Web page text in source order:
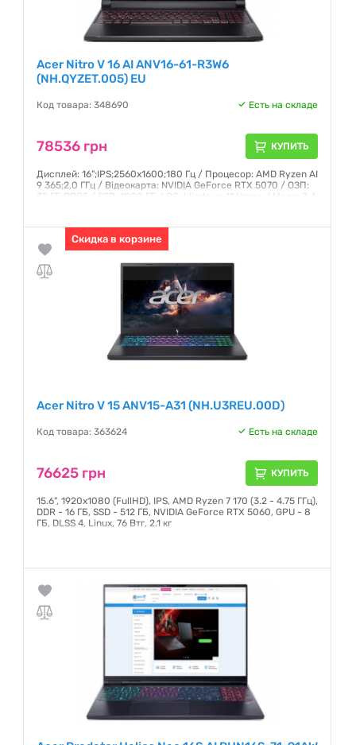
Acer Nitro V 16 AI ANV16-61-R3W6
(NH.QYZET.005) EU
Код товара: 348690 Есть на складе
78536 грн КУПИТЬ
Дисплей: 16";IPS;2560x1600;180 Гц / Процесор: AMD Ryzen AI
9 365;2,0 ГГц / Відеокарта: NVIDIA GeForce RTX 5070 / ОЗП:
32 ГБ;DDR5 / SSD: 1000 ГБ / ОС: Windows 11 Home / Маса: 2,4
Гарантия:12 месяцев
Скидка в корзине
Acer Nitro V 15 ANV15-A31 (NH.U3REU.00D)
Код товара: 363624 Есть на складе
76625 грн КУПИТЬ
15.6", 1920х1080 (FullHD), IPS, AMD Ryzen 7 170 (3.2 - 4.75 ГГц),
DDR - 16 ГБ, SSD - 512 ГБ, NVIDIA GeForce RTX 5060, GPU - 8
ГБ, DLSS 4, Linux, 76 Втг, 2.1 кг